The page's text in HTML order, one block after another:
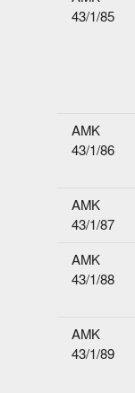
43/1/85
AMK
43/1/86
AMK
43/1/87
AMK
43/1/88
AMK
43/1/89